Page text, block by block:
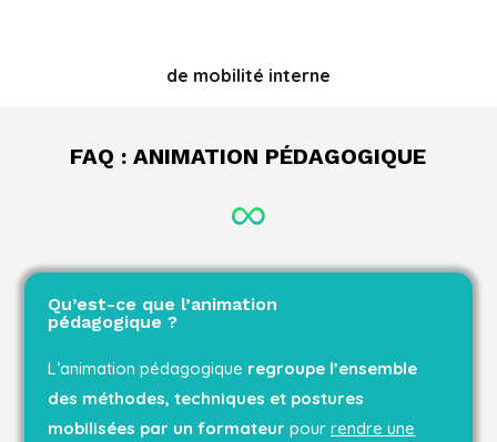
de mobilité interne
FAQ : ANIMATION PÉDAGOGIQUE
Qu’est-ce que l’animation
pédagogique ?
L’animation pédagogique regroupe l’ensemble
des méthodes, techniques et postures
mobilisées par un formateur pourrendre une